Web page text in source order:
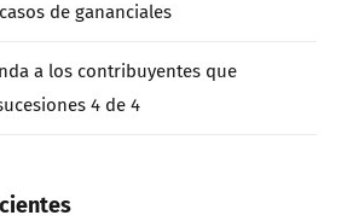
de gananciales
a los contribuyentes que
4 de 4